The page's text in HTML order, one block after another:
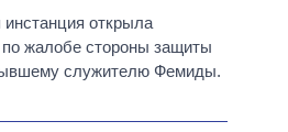
инстанция открыла
по жалобе стороны защиты
служителю Фемиды.